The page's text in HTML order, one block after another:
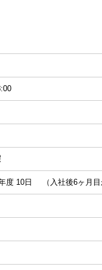
10日 （入社後6ヶ月目